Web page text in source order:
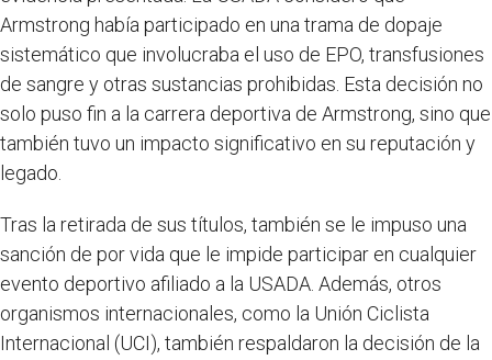
Armstrong había participado en una trama de dopaje
sistemático que involucraba el uso de EPO, transfusiones
de sangre y otras sustancias prohibidas. Esta decisión no
solo puso fin a la carrera deportiva de Armstrong, sino que
también tuvo un impacto significativo en su reputación y
legado.
Tras la retirada de sus títulos, también se le impuso una
sanción de por vida que le impide participar en cualquier
evento deportivo afiliado a la USADA. Además, otros
organismos internacionales, como la Unión Ciclista
Internacional (UCI), también respaldaron la decisión de la